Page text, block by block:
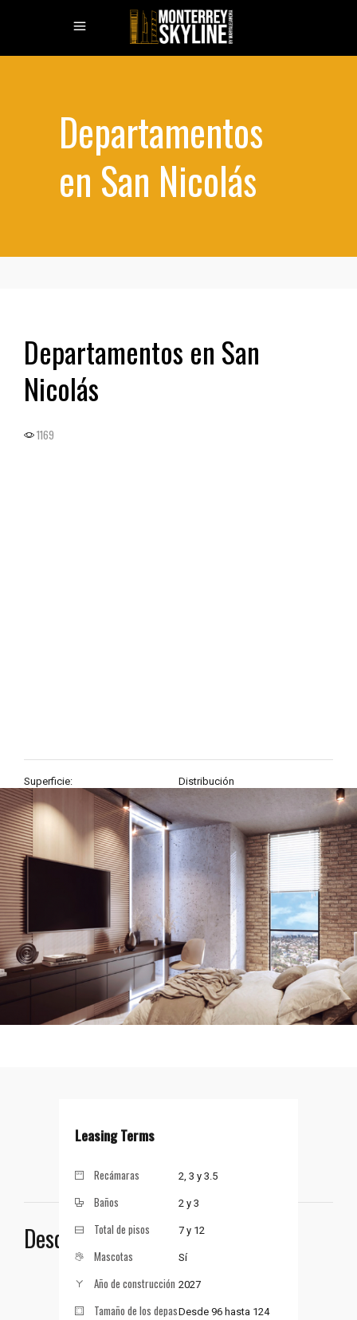
Departamentos
en San Nicolás
Departamentos en San
Nicolás
1169
Superficie:
Desde 96 hasta 124 mt2
Distribución
Recámaras
Estado
Desde 5.8 mdp SOLICITAR INFORMACIÓN
Leasing Terms
Recámaras 2, 3 y 3.5
Baños 2 y 3
Total de pisos 7 y 12
Mascotas Sí
Año de construcción 2027
Tamaño de los depasDesde 96 hasta 124